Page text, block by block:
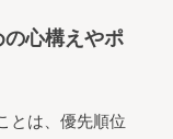
心構えやポ
とは、優先順位